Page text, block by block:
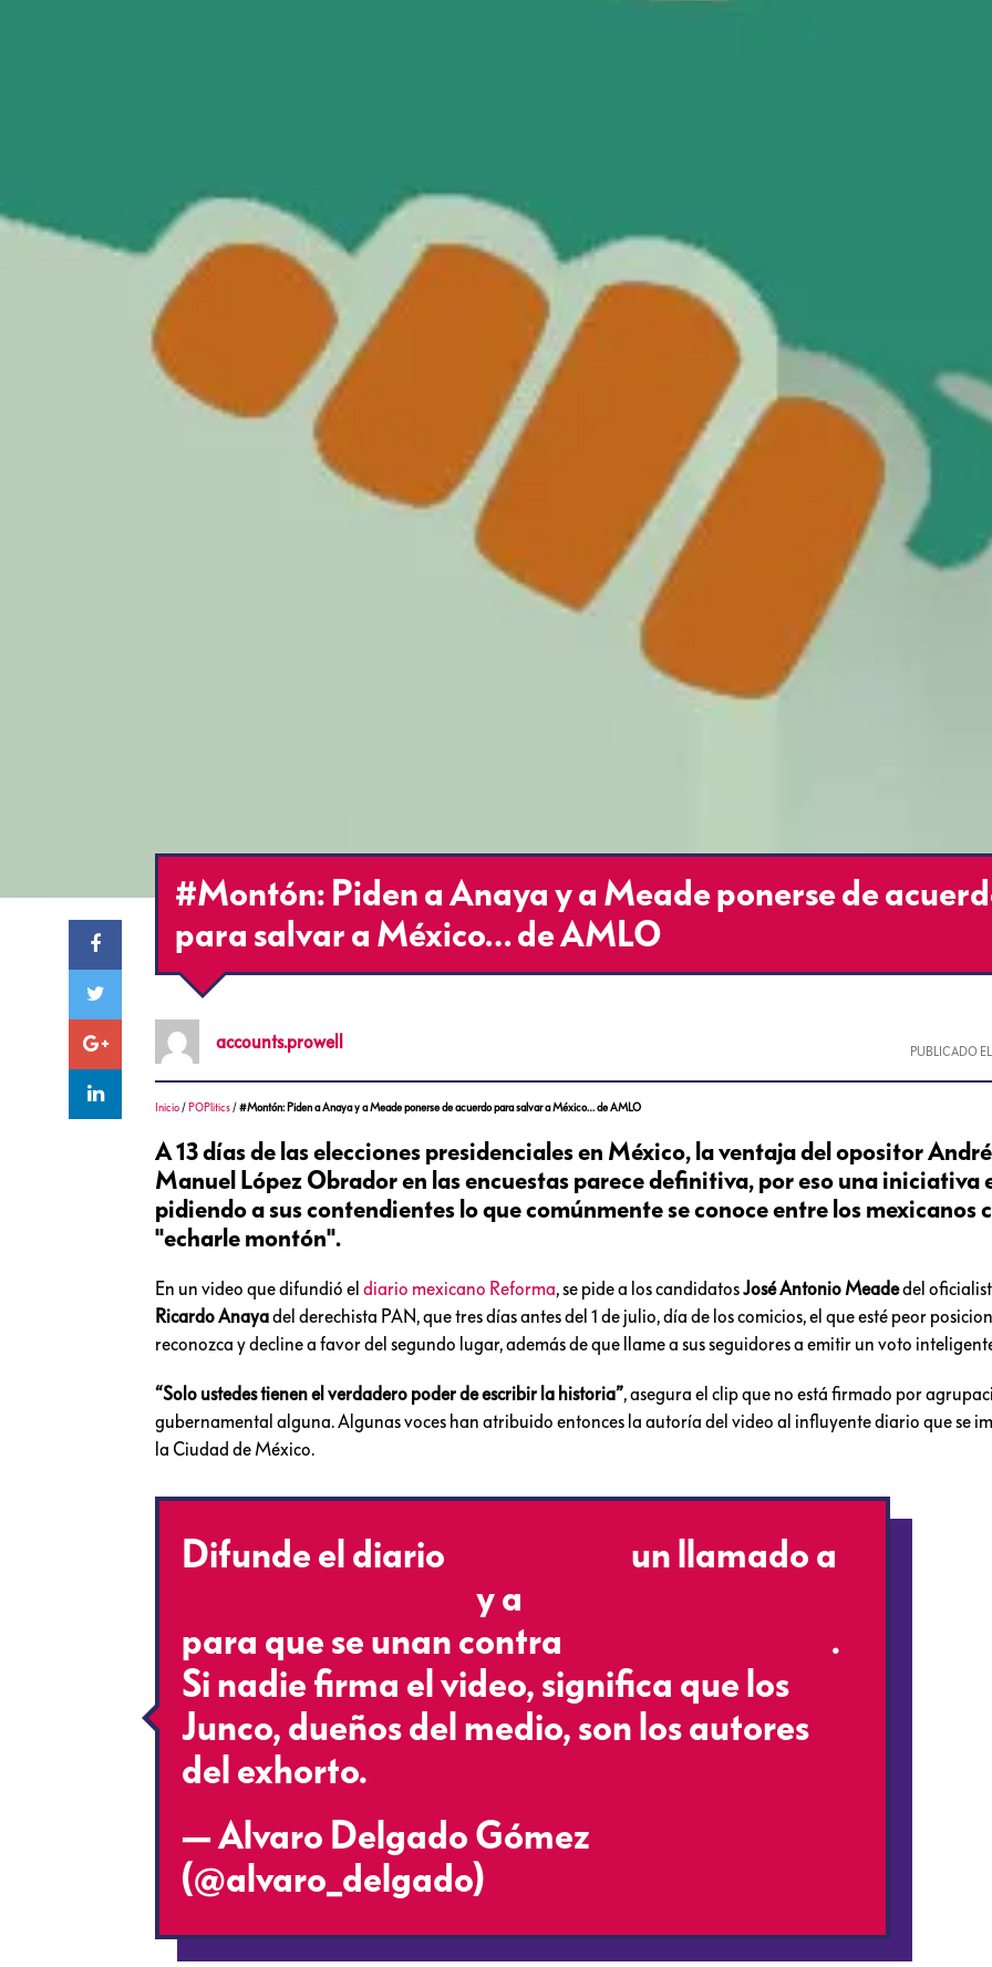
#Montón: Piden a Anaya y a Meade ponerse de
para salvar a México… de AMLO
accounts.prowell PUBLICADO
Inicio / POPlitics /#Montón: Piden a Anaya y a Meade ponerse de acuerdo para salvar a México… de AMLO
A 13 días de las elecciones presidenciales en México, la ventaja del opositor
Manuel López Obrador en las encuestas parece definitiva, por eso una iniciativa
pidiendo a sus contendientes lo que comúnmente se conoce entre los mexicanos
"echarle montón".
En un video que difundió eldiario mexicano Reforma, se pide a los candidatosJosé Antonio Meadedel
Ricardo Anayadel derechista PAN, que tres días antes del 1 de julio, día de los comicios, el que esté peor
reconozca y decline a favor del segundo lugar, además de que llame a sus seguidores a emitir un voto
“Solo ustedes tienen el verdadero poder de escribir la historia”, asegura el clip que no está firmado por
gubernamental alguna. Algunas voces han atribuido entonces la autoría del video al influyente diario que se
la Ciudad de México.
Difunde el diario ⁦
⁩ un llamado a
⁩ y a ⁦
para que se unan contra ⁦
⁩.
Si nadie firma el video, significa que los
Junco, dueños del medio, son los autores
del exhorto.
— Alvaro Delgado Gómez
(@alvaro_delgado)